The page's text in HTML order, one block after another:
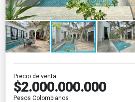
Precio de venta
$2.000.000.000
Pesos Colombianos